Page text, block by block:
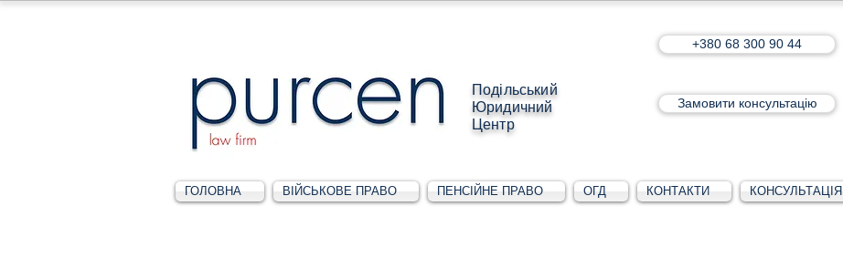
Подільський
Юридичний
Центр
+380 68 300 90 44
Замовити консультацію
ГОЛОВНА ВІЙСЬКОВЕ ПРАВО ПЕНСІЙНЕ ПРАВО ОГД КОНТАКТИ КОНСУЛЬТАЦІЯ